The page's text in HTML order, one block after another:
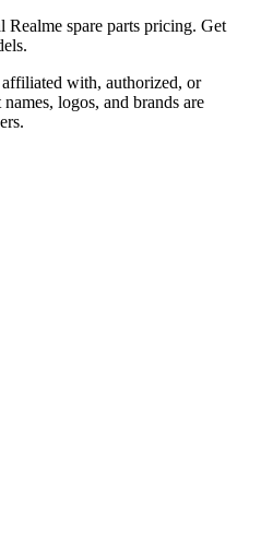
spare parts pricing. Get
with, authorized, or
logos, and brands are